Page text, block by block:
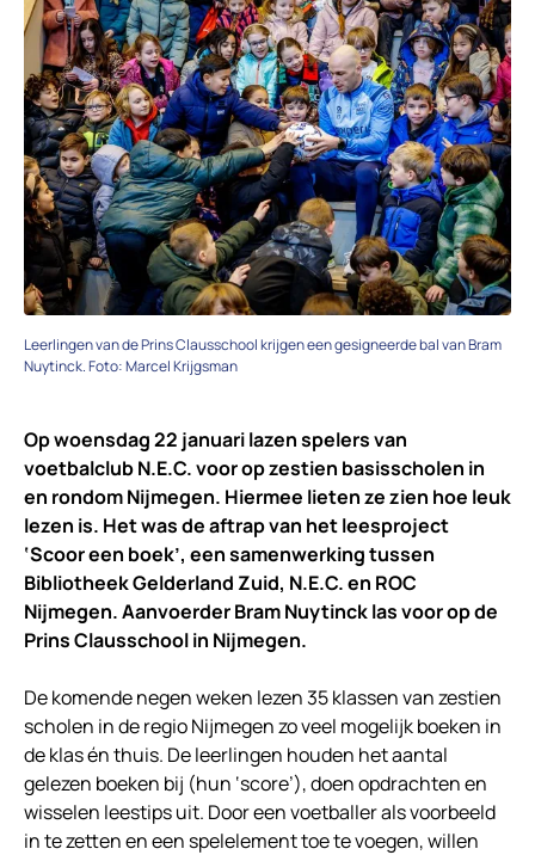
Leerlingen van de Prins Clausschool krijgen een gesigneerde bal van Bram
Nuytinck. Foto: Marcel Krijgsman
Op woensdag 22 januari lazen spelers van
voetbalclub N.E.C. voor op zestien basisscholen in
en rondom Nijmegen. Hiermee lieten ze zien hoe leuk
lezen is. Het was de aftrap van het leesproject
‘Scoor een boek’, een samenwerking tussen
Bibliotheek Gelderland Zuid, N.E.C. en ROC
Nijmegen. Aanvoerder Bram Nuytinck las voor op de
Prins Clausschool in Nijmegen.
De komende negen weken lezen 35 klassen van zestien
scholen in de regio Nijmegen zo veel mogelijk boeken in
de klas én thuis. De leerlingen houden het aantal
gelezen boeken bij (hun ‘score’), doen opdrachten en
wisselen leestips uit. Door een voetballer als voorbeeld
in te zetten en een spelelement toe te voegen, willen